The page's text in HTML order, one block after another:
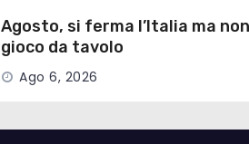
Agosto, si ferma l’Italia ma
gioco da tavolo
Ago 6, 2026